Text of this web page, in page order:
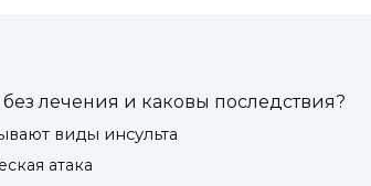
лечения и каковы последствия?
виды инсульта
атака